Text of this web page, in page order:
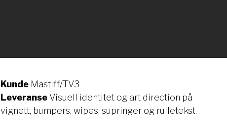
Kunde Mastiff/TV3
Leveranse Visuell identitet og art direction på
vignett, bumpers, wipes, supringer og rulletekst.